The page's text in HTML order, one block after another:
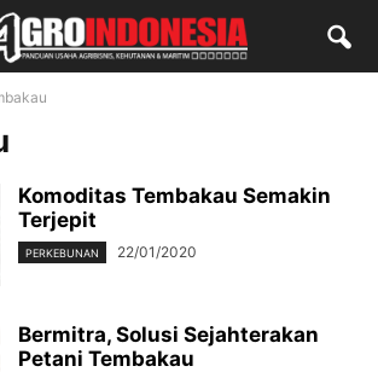
Komoditas Tembakau Semakin
Terjepit
PERKEBUNAN 22/01/2020
Bermitra, Solusi Sejahterakan
Petani Tembakau